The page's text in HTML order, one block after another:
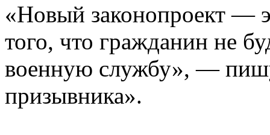
«Новый законопроект —
того, что гражданин не
военную службу», —
призывника».